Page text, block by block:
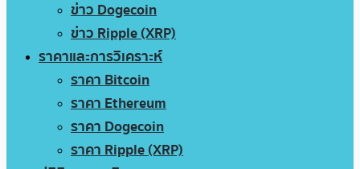
ข่าว Dogecoin
ข่าว Ripple (XRP)
ราคาและการวิเคราะห์
ราคา Bitcoin
ราคา Ethereum
ราคา Dogecoin
ราคา Ripple (XRP)